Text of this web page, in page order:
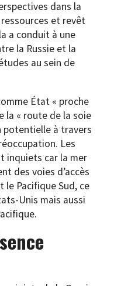
dans la
et revêt
a conduit à une
la Russie et la
au sein de
État « proche
la « route de la soie
potentielle à travers
Les
inquiets car la mer
des voies d’accès
Pacifique Sud, ce
Unis mais aussi